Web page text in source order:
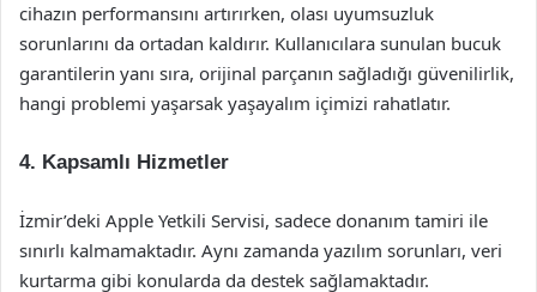
cihazın performansını artırırken, olası uyumsuzluk
sorunlarını da ortadan kaldırır. Kullanıcılara sunulan bucuk
garantilerin yanı sıra, orijinal parçanın sağladığı güvenilirlik,
hangi problemi yaşarsak yaşayalım içimizi rahatlatır.
4. Kapsamlı Hizmetler
İzmir’deki Apple Yetkili Servisi, sadece donanım tamiri ile
sınırlı kalmamaktadır. Aynı zamanda yazılım sorunları, veri
kurtarma gibi konularda da destek sağlamaktadır.